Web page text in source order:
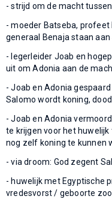
- strijd om de macht
- moeder Batseba, profeet
generaal Benaja staan
- legerleider Joab en
uit om Adonia aan de
- Joab en Adonia
Salomo wordt koning,
- Joab en Adonia
te krijgen voor het
nog zelf koning te kunnen
- via droom: God zegent
- huwelijk met Egyptische
vredesvorst / geboorte